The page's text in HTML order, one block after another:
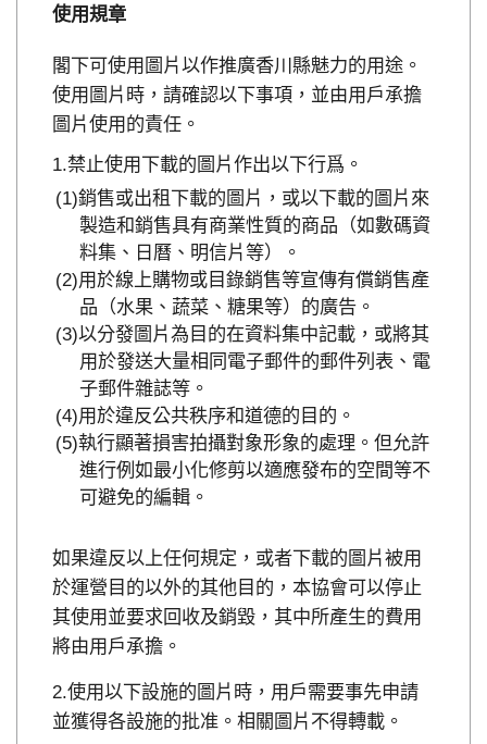
使用規章
閣下可使用圖片以作推廣香川縣魅力的用途。
使用圖片時，請確認以下事項，並由用戶承擔
圖片使用的責任。
禁止使用下載的圖片作出以下行爲。
銷售或出租下載的圖片，或以下載的圖片來
製造和銷售具有商業性質的商品（如數碼資
料集、日曆、明信片等）。
用於線上購物或目錄銷售等宣傳有償銷售產
品（水果、蔬菜、糖果等）的廣告。
以分發圖片為目的在資料集中記載，或將其
用於發送大量相同電子郵件的郵件列表、電
子郵件雜誌等。
用於違反公共秩序和道德的目的。
執行顯著損害拍攝對象形象的處理。但允許
進行例如最小化修剪以適應發布的空間等不
可避免的編輯。
如果違反以上任何規定，或者下載的圖片被用
於運營目的以外的其他目的，本協會可以停止
其使用並要求回收及銷毀，其中所產生的費用
將由用戶承擔。
使用以下設施的圖片時，用戶需要事先申請
並獲得各設施的批准。相關圖片不得轉載。